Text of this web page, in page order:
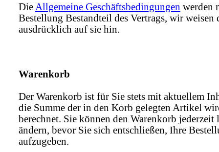
Die Allgemeine Geschäftsbedingungen werden
Bestellung Bestandteil des Vertrags, wir weisen
ausdrücklich auf sie hin.
Warenkorb
Der Warenkorb ist für Sie stets mit aktuellem
die Summe der in den Korb gelegten Artikel
berechnet. Sie können den Warenkorb jederzeit
ändern, bevor Sie sich entschließen, Ihre
aufzugeben.